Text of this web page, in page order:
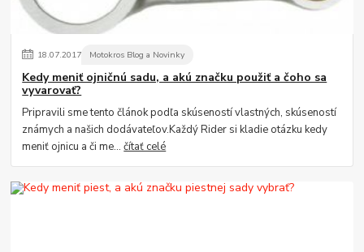
18.07.2017 Motokros Blog a Novinky
Kedy meniť ojničnú sadu, a akú značku použiť a čoho sa
vyvarovať?
Pripravili sme tento článok podľa skúseností vlastných, skúseností
známych a našich dodávateľov.Každý Rider si kladie otázku kedy
meniť ojnicu a či me...čítať celé